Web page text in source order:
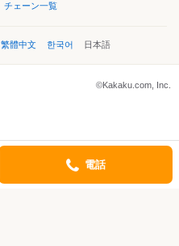
チェーン一覧
繁體中文 한국어 日本語
©Kakaku.com, Inc.
電話